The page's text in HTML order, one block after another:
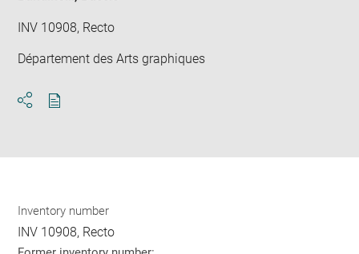
INV 10908, Recto
Département des Arts graphiques
Inventory number
INV 10908, Recto